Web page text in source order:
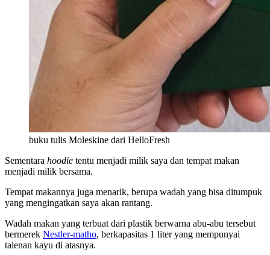
buku tulis Moleskine dari HelloFresh
Sementara hoodie tentu menjadi milik saya dan tempat makan
menjadi milik bersama.
Tempat makannya juga menarik, berupa wadah yang bisa ditumpuk
yang mengingatkan saya akan rantang.
Wadah makan yang terbuat dari plastik berwarna abu-abu tersebut
bermerek Nestler-matho, berkapasitas 1 liter yang mempunyai
talenan kayu di atasnya.